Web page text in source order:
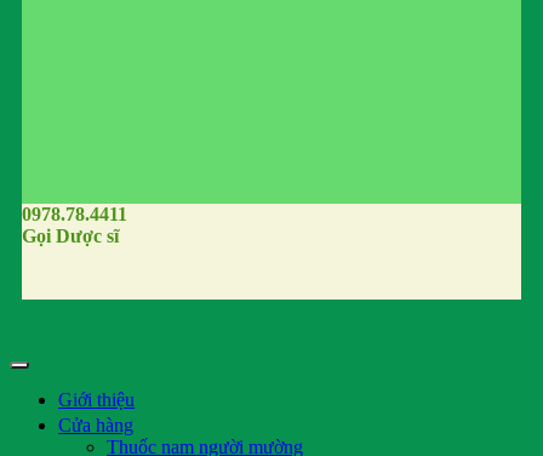
0978.78.4411
Gọi Dược sĩ
Giới thiệu
Cửa hàng
Thuốc nam người mường